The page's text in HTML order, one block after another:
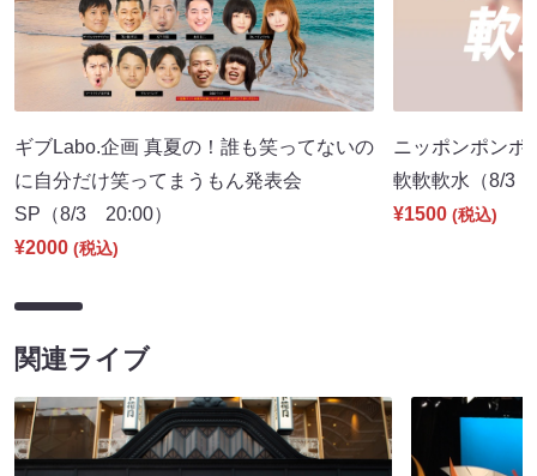
ギブLabo.企画 真夏の！誰も笑ってないの
に自分だけ笑ってまうもん発表会
SP（8/3 20:00）
¥2000 (税込)
ニッポンポンポ
軟軟軟水（8/3
¥1500 (税込)
関連ライブ